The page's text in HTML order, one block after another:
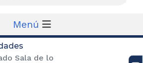
Menú
Sala de lo